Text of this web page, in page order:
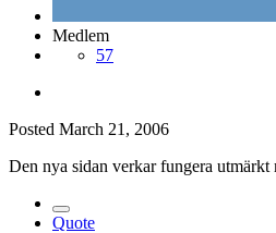
Medlem
57
Posted March 21, 2006
Den nya sidan verkar fungera utmärkt
Quote